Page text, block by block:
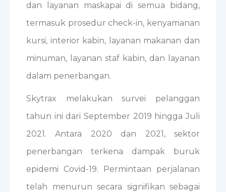
dan layanan maskapai di semua bidang,
termasuk prosedur check-in, kenyamanan
kursi, interior kabin, layanan makanan dan
minuman, layanan staf kabin, dan layanan
dalam penerbangan.
Skytrax melakukan survei pelanggan
tahun ini dari September 2019 hingga Juli
2021. Antara 2020 dan 2021, sektor
penerbangan terkena dampak buruk
epidemi Covid-19. Permintaan perjalanan
telah menurun secara signifikan sebagai